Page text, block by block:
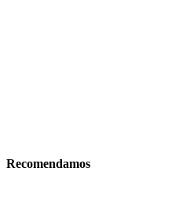
Recomendamos